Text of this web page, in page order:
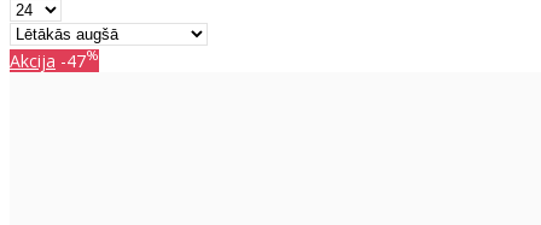
Akcija -47%